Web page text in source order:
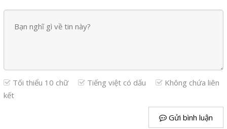
Tối thiểu 10 chữ Tiếng việt có dấu
Không chứa liên
kết
Gửi bình luận